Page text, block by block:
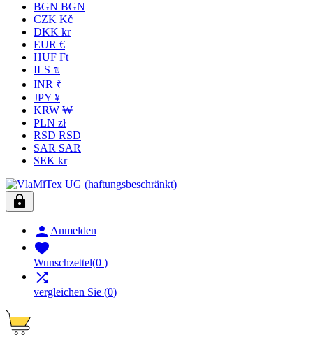
BGN BGN
CZK Kč
DKK kr
EUR €
HUF Ft
ILS ₪
INR ₹
JPY ¥
KRW ₩
PLN zł
RSD RSD
SAR SAR
SEK kr

 Anmelden

Wunschzettel(0 )

vergleichen Sie (0)